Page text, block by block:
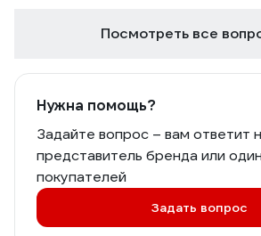
Посмотреть все
Нужна помощь?
Задайте вопрос – вам ответит
представитель бренда или
покупателей
Задать вопрос